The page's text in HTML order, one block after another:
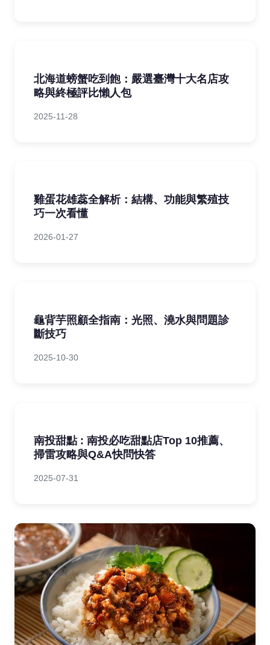
北海道螃蟹吃到飽：嚴選臺灣十大名店攻
略與終極評比懶人包
2025-11-28
雞蛋花雄蕊全解析：結構、功能與繁殖技
巧一次看懂
2026-01-27
龜背芋照顧全指南：光照、澆水與問題診
斷技巧
2025-10-30
南投甜點 : 南投必吃甜點店Top 10推薦、
掃雷攻略與Q&A快問快答
2025-07-31